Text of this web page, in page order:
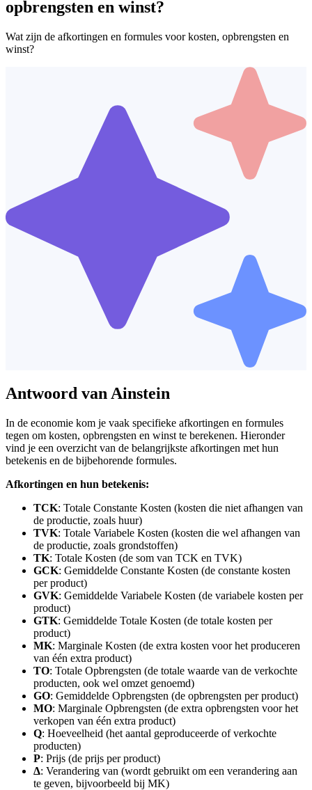
opbrengsten en winst?
Wat zijn de afkortingen en formules voor kosten, opbrengsten en
winst?
Antwoord van Ainstein
In de economie kom je vaak specifieke afkortingen en formules
tegen om kosten, opbrengsten en winst te berekenen. Hieronder
vind je een overzicht van de belangrijkste afkortingen met hun
betekenis en de bijbehorende formules.
Afkortingen en hun betekenis:
TCK: Totale Constante Kosten (kosten die niet afhangen van
de productie, zoals huur)
TVK: Totale Variabele Kosten (kosten die wel afhangen van
de productie, zoals grondstoffen)
TK: Totale Kosten (de som van TCK en TVK)
GCK: Gemiddelde Constante Kosten (de constante kosten
per product)
GVK: Gemiddelde Variabele Kosten (de variabele kosten per
product)
GTK: Gemiddelde Totale Kosten (de totale kosten per
product)
MK: Marginale Kosten (de extra kosten voor het produceren
van één extra product)
TO: Totale Opbrengsten (de totale waarde van de verkochte
producten, ook wel omzet genoemd)
GO: Gemiddelde Opbrengsten (de opbrengsten per product)
MO: Marginale Opbrengsten (de extra opbrengsten voor het
verkopen van één extra product)
Q: Hoeveelheid (het aantal geproduceerde of verkochte
producten)
P: Prijs (de prijs per product)
Δ: Verandering van (wordt gebruikt om een verandering aan
te geven, bijvoorbeeld bij MK)